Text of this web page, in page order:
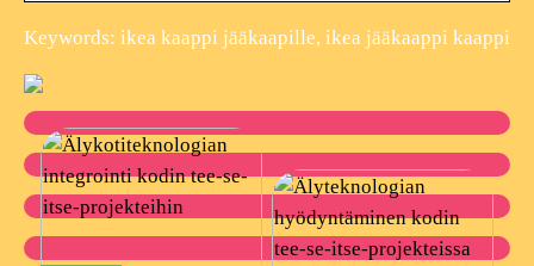
Keywords: ikea kaappi jääkaapille, ikea jääkaappi kaappi